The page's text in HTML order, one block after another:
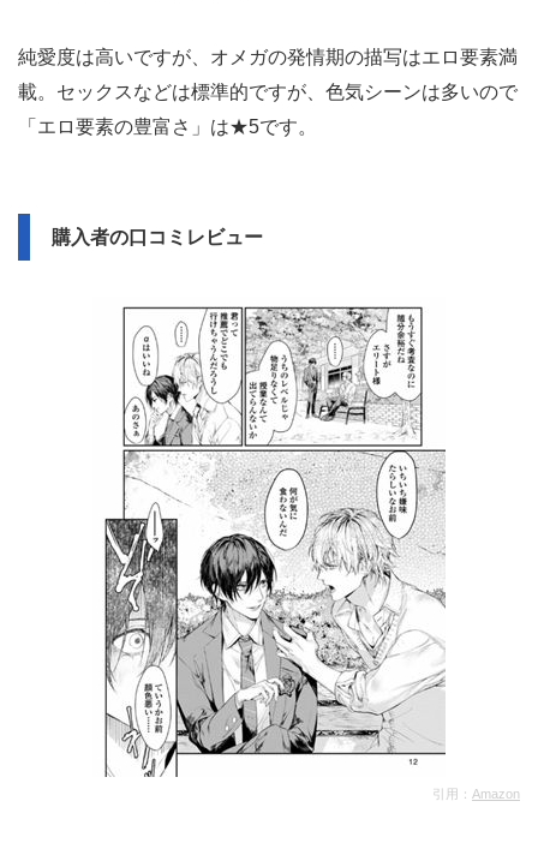
純愛度は高いですが、オメガの発情期の描写はエロ要素満
載。セックスなどは標準的ですが、色気シーンは多いので
「エロ要素の豊富さ」は★5です。
購入者の口コミレビュー
引用： Amazon